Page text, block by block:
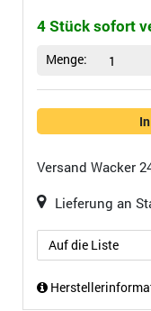
4 Stück sofort
Menge: 1
Versand Wacker
Lieferung an
Auf die Liste